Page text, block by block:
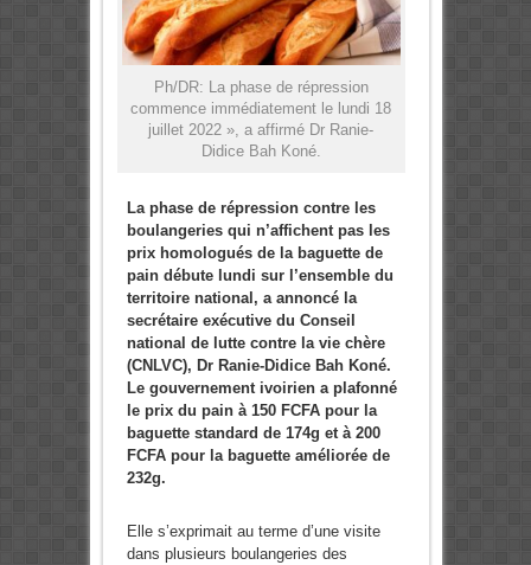
Ph/DR: La phase de répression
commence immédiatement le lundi 18
juillet 2022 », a affirmé Dr Ranie-
Didice Bah Koné.
La phase de répression contre les
boulangeries qui n’affichent pas les
prix homologués de la baguette de
pain débute lundi sur l’ensemble du
territoire national, a annoncé la
secrétaire exécutive du Conseil
national de lutte contre la vie chère
(CNLVC), Dr Ranie-Didice Bah Koné.
Le gouvernement ivoirien a plafonné
le prix du pain à 150 FCFA pour la
baguette standard de 174g et à 200
FCFA pour la baguette améliorée de
232g.
Elle s’exprimait au terme d’une visite
dans plusieurs boulangeries des